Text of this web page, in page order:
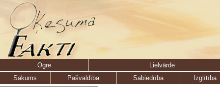
Ogre
Lielvārde
Sākums
Pašvaldība Sabiedrība
Izglītība